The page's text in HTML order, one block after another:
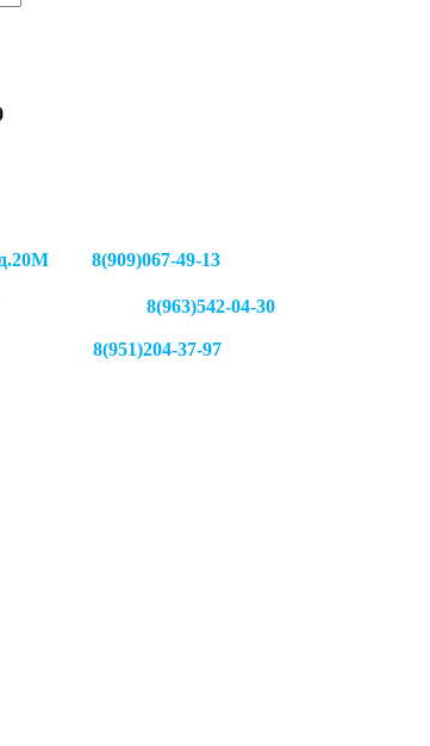
д.20М 8(909)067-49-13
д.13Г 8(963)542-04-30
8(951)204-37-97